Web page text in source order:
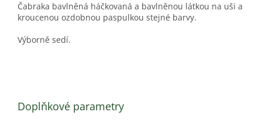
Čabraka bavlněná háčkovaná a bavlněnou látkou na uši a
kroucenou ozdobnou paspulkou stejné barvy.
Výborně sedí.
Doplňkové parametry